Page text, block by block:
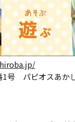
1号 パピオスあか